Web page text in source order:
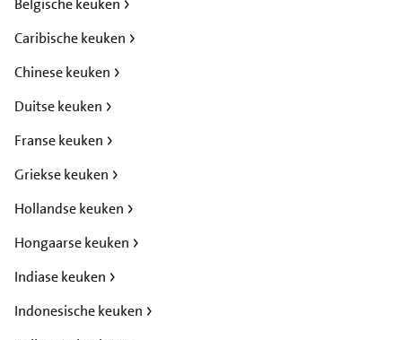
Belgische keuken
Caribische keuken
Chinese keuken
Duitse keuken
Franse keuken
Griekse keuken
Hollandse keuken
Hongaarse keuken
Indiase keuken
Indonesische keuken